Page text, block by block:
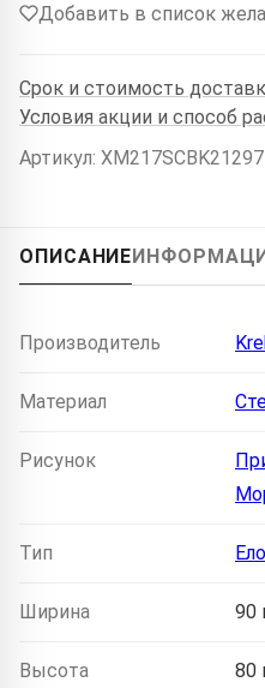
Добавить в список
Срок и стоимость
Условия акции и способ
Артикул:
ОПИСАНИЕ
Производитель
Материал
Рисунок
Тип
Ширина 90
Высота 80